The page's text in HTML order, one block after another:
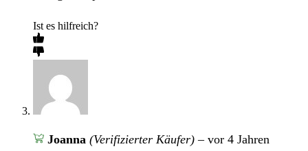
Ist es hilfreich?
Joanna (Verifizierter Käufer) – vor 4 Jahren